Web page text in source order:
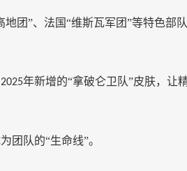
地团”、法国“维斯瓦军团”等特色部
2025年新增的“拿破仑卫队”皮肤，让
团队的“生命线”。